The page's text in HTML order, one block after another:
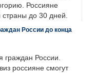
Россияне
страны до 30 дней.
России до конца
граждан России.
россияне смогут